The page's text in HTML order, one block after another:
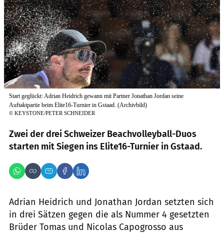
Start geglückt: Adrian Heidrich gewann mit Partner Jonathan Jordan seine
Auftaktpartie beim Elite16-Turnier in Gstaad. (Archivbild)
© KEYSTONE/PETER SCHNEIDER
Zwei der drei Schweizer Beachvolleyball-Duos
starten mit Siegen ins Elite16-Turnier in Gstaad.
Adrian Heidrich und Jonathan Jordan setzten sich
in drei Sätzen gegen die als Nummer 4 gesetzten
Brüder Tomas und Nicolas Capogrosso aus